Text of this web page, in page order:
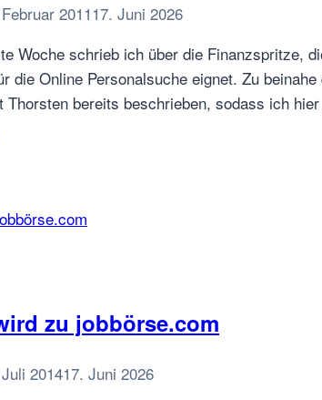
201117. Juni 2026
Woche schrieb ich über die Finanzspritze,
die Online Personalsuche eignet. Zu
Thorsten bereits beschrieben, sodass ich
zu jobbörse.com
201417. Juni 2026